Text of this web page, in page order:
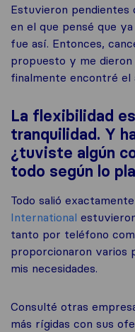
Estuvieron pendientes
en el que pensé que
fue así. Entonces,
propuesto y me dieron
finalmente encontré el
La flexibilidad
tranquilidad. Y
¿tuviste algún
todo según lo
Todo salió
International
tanto por teléfono
proporcionaron varios
mis necesidades.
Consulté otras
más rígidas con sus